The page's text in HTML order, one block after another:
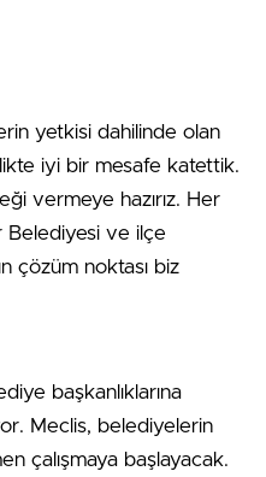
yetkisi dahilinde olan
iyi bir mesafe katettik.
vermeye hazırız. Her
Belediyesi ve ilçe
çözüm noktası biz
başkanlıklarına
Meclis, belediyelerin
çalışmaya başlayacak.